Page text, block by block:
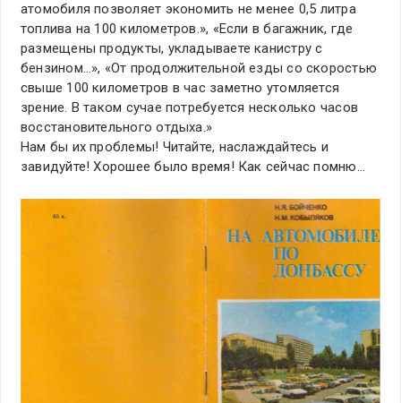
атомобиля позволяет экономить не менее 0,5 литра
топлива на 100 километров.», «Если в багажник, где
размещены продукты, укладываете канистру с
бензином…», «От продолжительной езды со скоростью
свыше 100 километров в час заметно утомляется
зрение. В таком сучае потребуется несколько часов
восстановительного отдыха.»
Нам бы их проблемы! Читайте, наслаждайтесь и
завидуйте! Хорошее было время! Как сейчас помню…